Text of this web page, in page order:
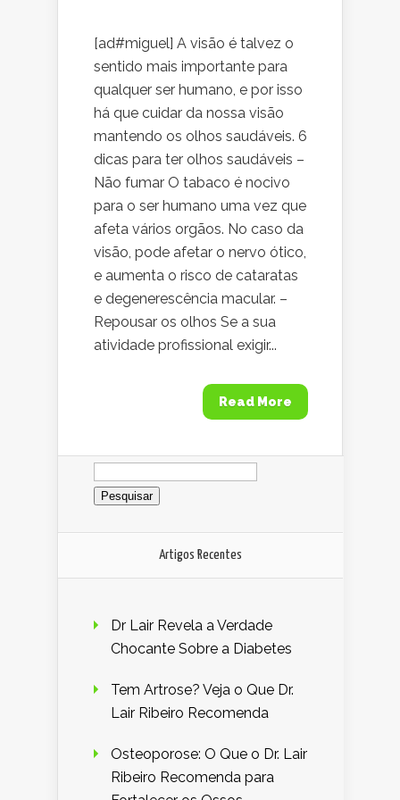
[ad#miguel] A visão é talvez o
sentido mais importante para
qualquer ser humano, e por isso
há que cuidar da nossa visão
mantendo os olhos saudáveis. 6
dicas para ter olhos saudáveis –
Não fumar O tabaco é nocivo
para o ser humano uma vez que
afeta vários orgãos. No caso da
visão, pode afetar o nervo ótico,
e aumenta o risco de cataratas
e degenerescência macular. –
Repousar os olhos Se a sua
atividade profissional exigir...
Read More
Pesquisar
por:
Artigos Recentes
Dr Lair Revela a Verdade
Chocante Sobre a Diabetes
Tem Artrose? Veja o Que Dr.
Lair Ribeiro Recomenda
Osteoporose: O Que o Dr. Lair
Ribeiro Recomenda para